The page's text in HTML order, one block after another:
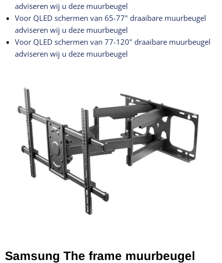
adviseren wij u deze muurbeugel
Voor QLED schermen van 65-77" draaibare muurbeugel
adviseren wij u deze muurbeugel
Voor QLED schermen van 77-120" draaibare muurbeugel
adviseren wij u deze muurbeugel
Samsung The frame muurbeugel